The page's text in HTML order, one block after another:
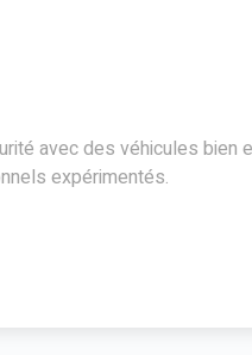
avec des véhicules bien
expérimentés.